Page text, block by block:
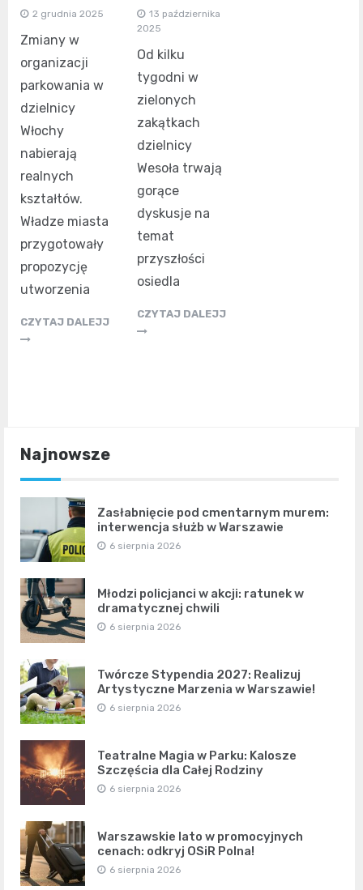
2 grudnia 2025
Zmiany w
organizacji
parkowania w
dzielnicy
Włochy
nabierają
realnych
kształtów.
Władze miasta
przygotowały
propozycję
utworzenia
CZYTAJ DALEJJ
13 października
2025
Od kilku
tygodni w
zielonych
zakątkach
dzielnicy
Wesoła trwają
gorące
dyskusje na
temat
przyszłości
osiedla
CZYTAJ DALEJJ
Najnowsze
Zasłabnięcie pod cmentarnym murem:
interwencja służb w Warszawie
6 sierpnia 2026
Młodzi policjanci w akcji: ratunek w
dramatycznej chwili
6 sierpnia 2026
Twórcze Stypendia 2027: Realizuj
Artystyczne Marzenia w Warszawie!
6 sierpnia 2026
Teatralne Magia w Parku: Kalosze
Szczęścia dla Całej Rodziny
6 sierpnia 2026
Warszawskie lato w promocyjnych
cenach: odkryj OSiR Polna!
6 sierpnia 2026